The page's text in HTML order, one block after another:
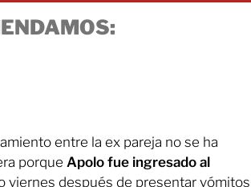
entre la ex pareja no se ha
porque Apolo fue ingresado al
viernes después de presentar vómitos